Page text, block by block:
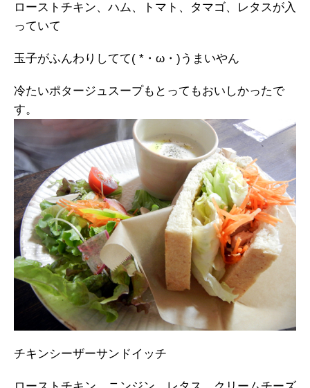
ローストチキン、ハム、トマト、タマゴ、レタスが入
っていて
玉子がふんわりしてて( *・ω・)うまいやん
冷たいポタージュスープもとってもおいしかったで
す。
チキンシーザーサンドイッチ